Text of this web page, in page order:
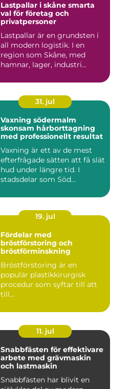
Lastpallar i skåne smarta
val för företag och
privatpersoner
Lastpallar är en grundsten i
all modern logistik. I en
region som Skåne, med
hamnar, lager, industri...
31. jul
Vaxning södermalm
skonsam hårborttagning
med professionellt resultat
Vaxning är ett av de mest
efterfrågade sätten att få slät
hud under längre tid. I
stadsdelar som Söd...
19. jul
Fördelar med
bröstförstoring och
bröstförminskning
Bröstförstoring är en
populär plastikkirurgisk
procedur som syftar till att
till...
11. jul
Snabbfästen för effektivare
arbete med grävmaskin
och lastmaskin
Snabbfästen har blivit en